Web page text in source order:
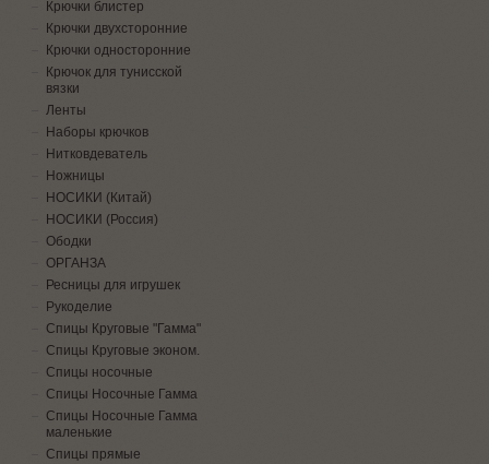
Крючки блистер
Крючки двухсторонние
Крючки односторонние
Крючок для тунисской
вязки
Ленты
Наборы крючков
Нитковдеватель
Ножницы
НОСИКИ (Китай)
НОСИКИ (Россия)
Ободки
ОРГАНЗА
Ресницы для игрушек
Рукоделие
Спицы Круговые "Гамма"
Спицы Круговые эконом.
Спицы носочные
Спицы Носочные Гамма
Спицы Носочные Гамма
маленькие
Спицы прямые